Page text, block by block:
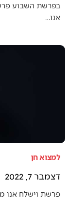
בפרשת השבוע
אנו…
למצוא חן
דצמבר 7, 2022
פרשת וישלח אנו